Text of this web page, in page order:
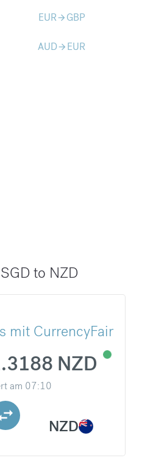
EURarrow_forward GBP
AUDarrow_forward EUR
to NZD
mit CurrencyFair
NZD
am 07:10
NZD